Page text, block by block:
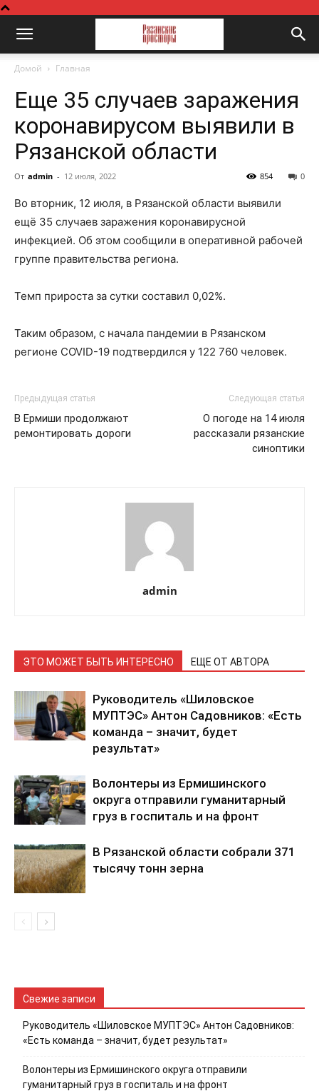
Домой Главная
Еще 35 случаев заражения
коронавирусом выявили в
Рязанской области
От admin - 12 июля, 2022 0
854
Во вторник, 12 июля, в Рязанской области выявили
ещё 35 случаев заражения коронавирусной
инфекцией. Об этом сообщили в оперативной рабочей
группе правительства региона.
Темп прироста за сутки составил 0,02%.
Таким образом, с начала пандемии в Рязанском
регионе COVID-19 подтвердился у 122 760 человек.
Предыдущая статья
В Ермиши продолжают
ремонтировать дороги
Следующая статья
О погоде на 14 июля
рассказали рязанские
синоптики
admin
ЭТО МОЖЕТ БЫТЬ ИНТЕРЕСНО ЕЩЕ ОТ АВТОРА
Руководитель «Шиловское
МУПТЭС» Антон Садовников: «Есть
команда – значит, будет
результат»
Волонтеры из Ермишинского
округа отправили гуманитарный
груз в госпиталь и на фронт
В Рязанской области собрали 371
тысячу тонн зерна
Свежие записи
Руководитель «Шиловское МУПТЭС» Антон Садовников:
«Есть команда – значит, будет результат»
Волонтеры из Ермишинского округа отправили
гуманитарный груз в госпиталь и на фронт